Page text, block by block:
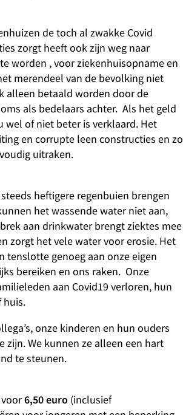
de toch al zwakke Covid
zorgt heeft ook zijn weg naar
worden , voor ziekenhuisopname en
merendeel van de bevolking niet
alleen betaald worden door de
als bedelaars achter. Als het geld
of niet beter is verklaard. Het
en corrupte leen constructies en zo
uitraken.
heftigere regenbuien brengen
het wassende water niet aan,
aan drinkwater brengt ziektes mee
zorgt het vele water voor erosie. Het
tenslotte genoeg aan onze eigen
bereiken en ons raken. Onze
aan Covid19 verloren, hun
huis.
onze kinderen en hun ouders
zijn. We kunnen ze alleen een hart
te steunen.
voor6,50euro (inclusief